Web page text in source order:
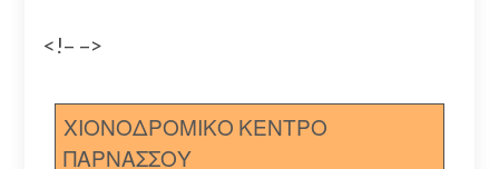
<!– –>
ΧΙΟΝΟΔΡΟΜΙΚΟ ΚΕΝΤΡΟ
ΠΑΡΝΑΣΣΟΥ